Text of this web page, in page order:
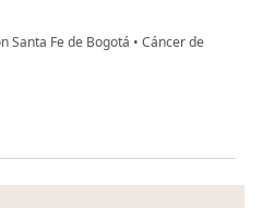
Santa Fe de Bogotá • Cáncer de